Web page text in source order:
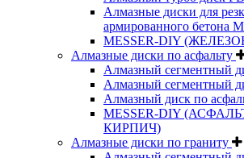
Алмазные диски для
армированного бетона
MESSER-DIY
Алмазные диски по асфальту
Алмазный сегментный
Алмазный сегментный
Алмазный диск по
MESSER-DIY
КИРПИЧ)
Алмазные диски по граниту